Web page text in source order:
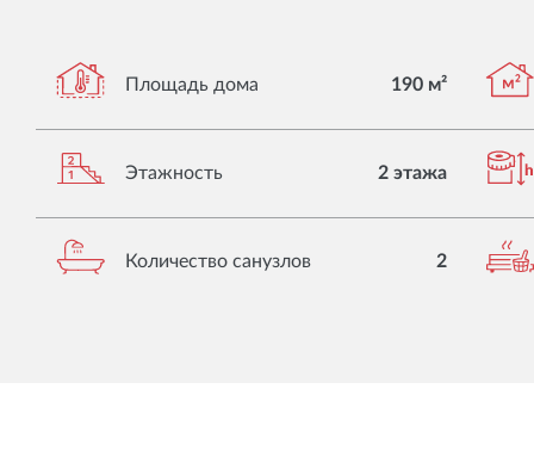
Площадь дома 190 м²
Этажность 2 этажа
Количество санузлов 2